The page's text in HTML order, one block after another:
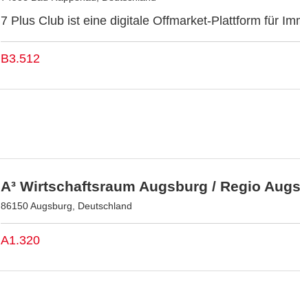
7 Plus Club ist eine digitale Offmarket-Plattform für
B3.512
A³ Wirtschaftsraum Augsburg / Regio
86150 Augsburg, Deutschland
A1.320